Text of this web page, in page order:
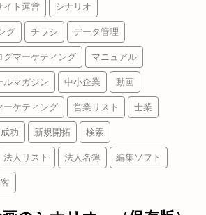
イト運営 シナリオ
グ チラシ データ管理
グマーケティング マニュアル
ルマガジン 中小企業 動画
ーケティング 営業リスト 士業
成功 新規開拓 検索
法人リスト 法人名簿 編集ソフト